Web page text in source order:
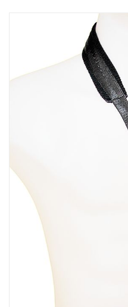
Verhuur hobo's